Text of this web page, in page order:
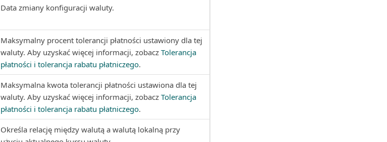
Data zmiany konfiguracji waluty.
Maksymalny procent tolerancji płatności ustawiony dla tej
waluty. Aby uzyskać więcej informacji, zobacz Tolerancja
płatności i tolerancja rabatu płatniczego.
Maksymalna kwota tolerancji płatności ustawiona dla tej
waluty. Aby uzyskać więcej informacji, zobacz Tolerancja
płatności i tolerancja rabatu płatniczego.
Określa relację między walutą a walutą lokalną przy